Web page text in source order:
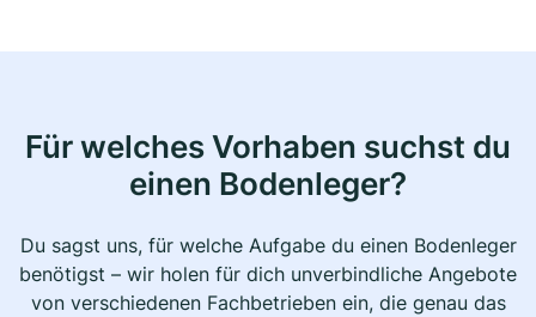
Für welches Vorhaben suchst du
einen Bodenleger?
Du sagst uns, für welche Aufgabe du einen Bodenleger
benötigst – wir holen für dich unverbindliche Angebote
von verschiedenen Fachbetrieben ein, die genau das